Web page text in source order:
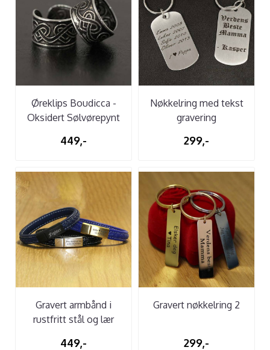
Øreklips Boudicca -
Oksidert Sølvørepynt
449,-
Nøkkelring med tekst
gravering
299,-
Gravert armbånd i
rustfritt stål og lær
449,-
Gravert nøkkelring 2
299,-